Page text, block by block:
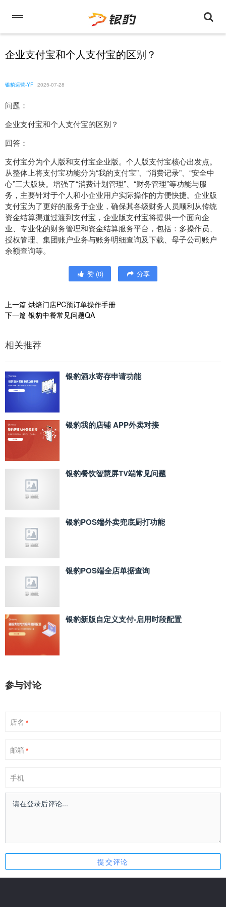
企业支付宝和个人支付宝的区别？
银豹运营-YF 2025-07-28
问题：
企业支付宝和个人支付宝的区别？
回答：
支付宝分为个人版和支付宝企业版。个人版支付宝核心出发点。
从整体上将支付宝功能分为“我的支付宝”、“消费记录”、“安全中
心”三大版块。增强了“消费计划管理”、“财务管理”等功能与服
务，主要针对于个人和小企业用户实际操作的方便快捷。企业版
支付宝为了更好的服务于企业，确保其各级财务人员顺利从传统
资金结算渠道过渡到支付宝，企业版支付宝将提供一个面向企
业、专业化的财务管理和资金结算服务平台，包括：多操作员、
授权管理、集团账户业务与账务明细查询及下载、母子公司账户
余额查询等。
赞 (0) 分享
上一篇 烘焙门店PC预订单操作手册
下一篇 银豹中餐常见问题QA
相关推荐
银豹酒水寄存申请功能
银豹我的店铺 APP外卖对接
银豹餐饮智慧屏TV端常见问题
银豹POS端外卖兜底厨打功能
银豹POS端全店单据查询
银豹新版自定义支付‑启用时段配置
参与讨论
店名 *
邮箱 *
手机